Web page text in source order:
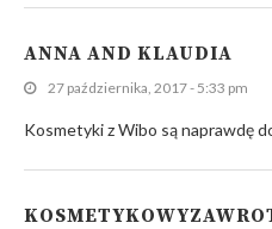
ANNA AND KLAUDIA
27 października, 2017 - 5:33 pm
Kosmetyki z Wibo są naprawdę